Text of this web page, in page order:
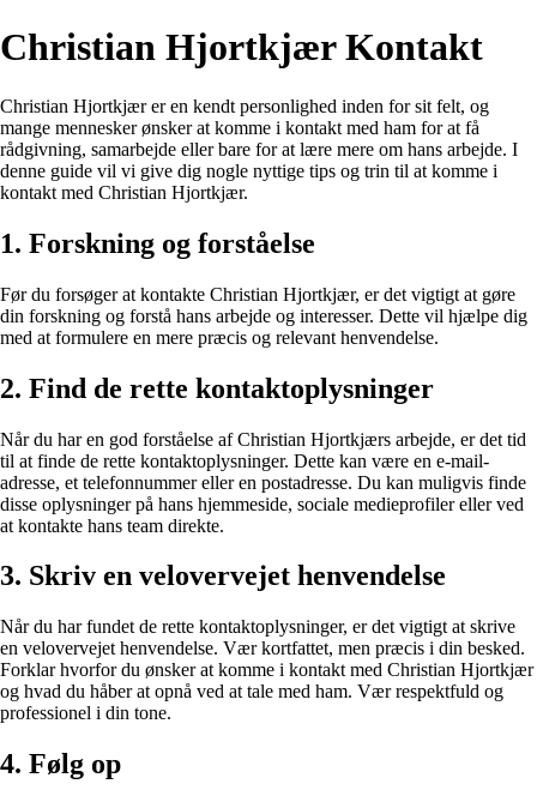
Christian Hjortkjær Kontakt
Christian Hjortkjær er en kendt personlighed inden for sit felt, og
mange mennesker ønsker at komme i kontakt med ham for at få
rådgivning, samarbejde eller bare for at lære mere om hans arbejde. I
denne guide vil vi give dig nogle nyttige tips og trin til at komme i
kontakt med Christian Hjortkjær.
1. Forskning og forståelse
Før du forsøger at kontakte Christian Hjortkjær, er det vigtigt at gøre
din forskning og forstå hans arbejde og interesser. Dette vil hjælpe dig
med at formulere en mere præcis og relevant henvendelse.
2. Find de rette kontaktoplysninger
Når du har en god forståelse af Christian Hjortkjærs arbejde, er det tid
til at finde de rette kontaktoplysninger. Dette kan være en e-mail-
adresse, et telefonnummer eller en postadresse. Du kan muligvis finde
disse oplysninger på hans hjemmeside, sociale medieprofiler eller ved
at kontakte hans team direkte.
3. Skriv en velovervejet henvendelse
Når du har fundet de rette kontaktoplysninger, er det vigtigt at skrive
en velovervejet henvendelse. Vær kortfattet, men præcis i din besked.
Forklar hvorfor du ønsker at komme i kontakt med Christian Hjortkjær
og hvad du håber at opnå ved at tale med ham. Vær respektfuld og
professionel i din tone.
4. Følg op